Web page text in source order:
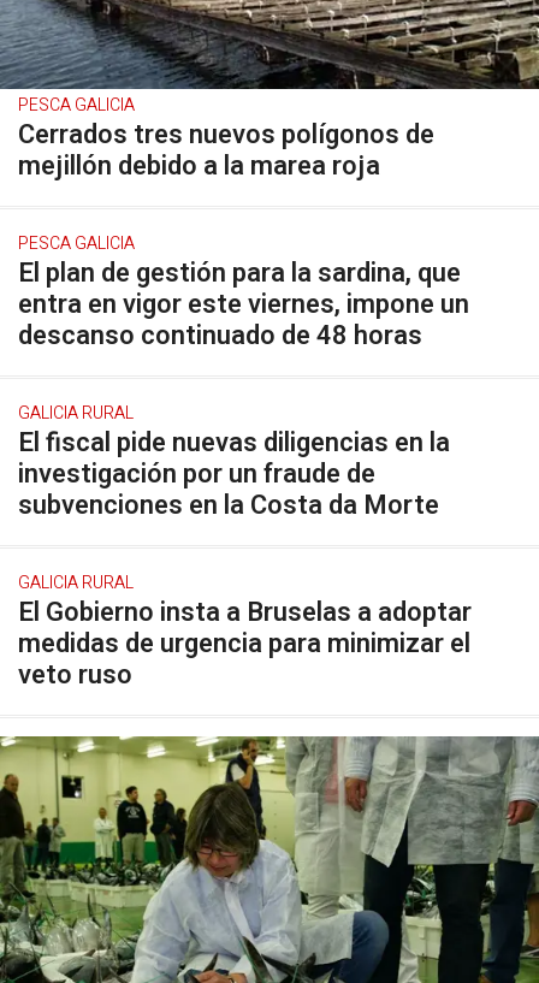
PESCA GALICIA
Cerrados tres nuevos polígonos de
mejillón debido a la marea roja
PESCA GALICIA
El plan de gestión para la sardina, que
entra en vigor este viernes, impone un
descanso continuado de 48 horas
GALICIA RURAL
El fiscal pide nuevas diligencias en la
investigación por un fraude de
subvenciones en la Costa da Morte
GALICIA RURAL
El Gobierno insta a Bruselas a adoptar
medidas de urgencia para minimizar el
veto ruso